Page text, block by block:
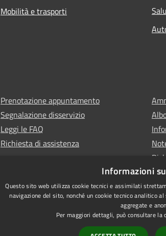
Mobilità e trasporti
Prenotazione appuntamento
Segnalazione disservizio
Leggi le FAQ
Richiesta di assistenza
Informazioni
Questo sito web utilizza cookie tecnici e assimilati
navigazione del sito, nonché un cookie tecnico analitico
aggregate e
Per maggiori dettagli, può consultare la